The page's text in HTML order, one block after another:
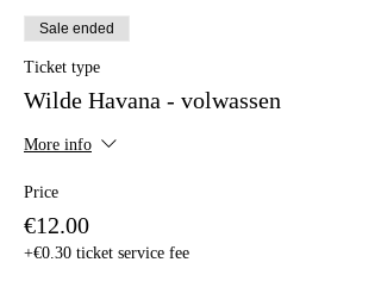
Sale ended
Ticket type
Wilde Havana - volwassen
More info
Price
€12.00
+€0.30 ticket service fee